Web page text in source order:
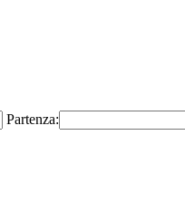
Partenza: